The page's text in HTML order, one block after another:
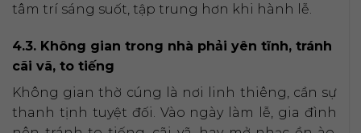
tâm trí sáng suốt, tập trung hơn khi hành lễ.
4.3. Không gian trong nhà phải yên tĩnh, tránh
cãi vã, to tiếng
Không gian thờ cúng là nơi linh thiêng, cần sự
thanh tịnh tuyệt đối. Vào ngày làm lễ, gia đình